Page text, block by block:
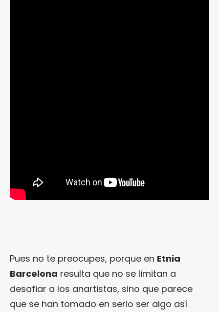
Pues no te preocupes, porque en Etnia
Barcelona resulta que no se limitan a
desafiar a los anartistas, sino que parece
que se han tomado en serio ser algo así